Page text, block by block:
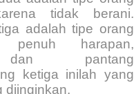
tidak berani.
adalah tipe orang
penuh harapan,
dan pantang
ketiga inilah yang
diinginkan.